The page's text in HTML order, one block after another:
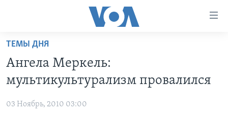
Перейти
основной
контент
Перейти
НОВОСТИ ЗА МИНУТУ
ПРОЕКТЫ
УЧИМ АНГЛИЙСКИЙ
ЭКСПЕРТИЗА
ТЕМЫ ДНЯ
Ангела Меркель:
мультикультурализм провалился
03 Ноябрь, 2010 03:00